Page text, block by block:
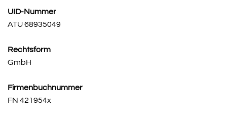
UID-Nummer
ATU 68935049
Rechtsform
GmbH
Firmenbuchnummer
FN 421954x